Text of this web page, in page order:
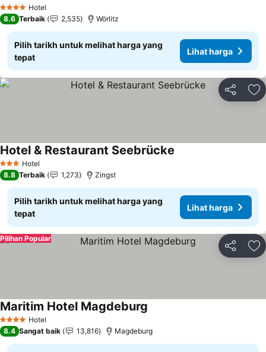
4 BintangHotel
8.6 Terbaik 2,535 Wörlitz
Pilih tarikh untuk melihat harga yang
tepat
Lihat harga
Kongsi
3 BintangHotel
Hotel & Restaurant Seebrücke
8.8 Terbaik 1,273 Zingst
Pilih tarikh untuk melihat harga yang
tepat
Lihat harga
Kongsi
Pilihan Popular
4 BintangHotel
Maritim Hotel Magdeburg
8.4 Sangat baik 13,816 Magdeburg